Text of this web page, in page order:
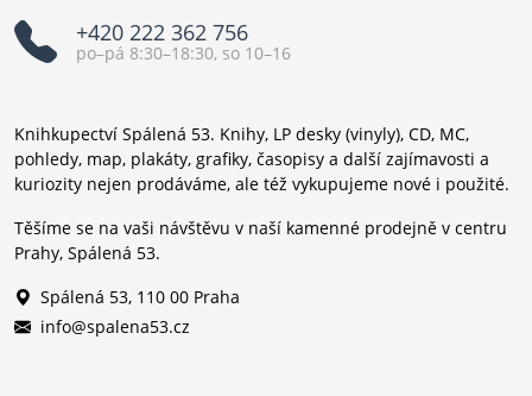
+420 222 362 756
po–pá 8:30–18:30, so 10–16
Knihkupectví Spálená 53. Knihy, LP desky (vinyly), CD, MC,
pohledy, map, plakáty, grafiky, časopisy a další zajímavosti a
kuriozity nejen prodáváme, ale též vykupujeme nové i použité.
Těšíme se na vaši návštěvu v naší kamenné prodejně v centru
Prahy, Spálená 53.
Spálená 53, 110 00 Praha
info@spalena53.cz